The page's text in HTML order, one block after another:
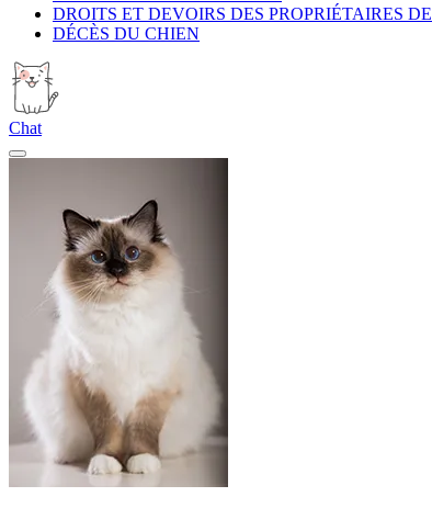
DROITS ET DEVOIRS DES PROPRIÉTAIRES
DÉCÈS DU CHIEN
Chat